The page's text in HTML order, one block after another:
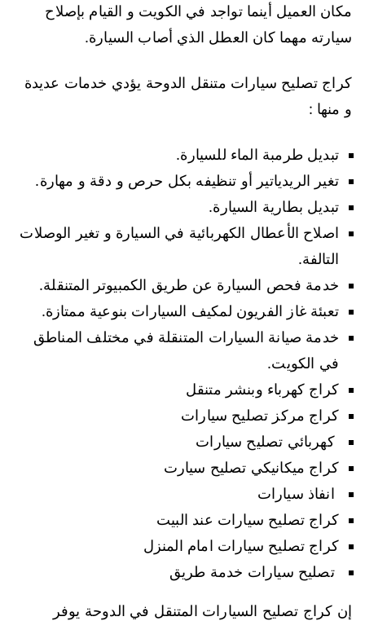
مكان العميل أينما تواجد في الكويت و القيام بإصلاح
سيارته مهما كان العطل الذي أصاب السيارة.
كراج تصليح سيارات متنقل الدوحة يؤدي خدمات عديدة
و منها :
تبديل طرمبة الماء للسيارة.
تغير الريدياتير أو تنظيفه بكل حرص و دقة و مهارة.
تبديل بطارية السيارة.
اصلاح الأعطال الكهربائية في السيارة و تغير الوصلات
التالفة.
خدمة فحص السيارة عن طريق الكمبيوتر المتنقلة.
تعبئة غاز الفريون لمكيف السيارات بنوعية ممتازة.
خدمة صيانة السيارات المتنقلة في مختلف المناطق
في الكويت.
كراج كهرباء وبنشر متنقل
كراج مركز تصليح سيارات
كهربائي تصليح سيارات
كراج ميكانيكي تصليح سيارت
انفاذ سيارات
كراج تصليح سيارات عند البيت
كراج تصليح سيارات امام المنزل
تصليح سيارات خدمة طريق
إن كراج تصليح السيارات المتنقل في الدوحة يوفر